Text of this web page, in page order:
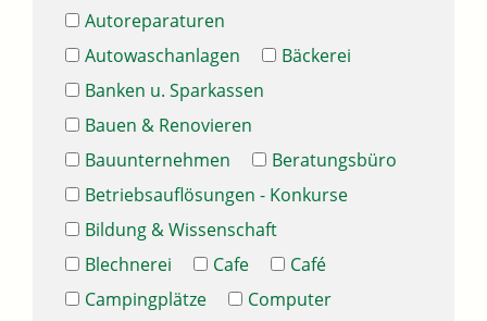
Autoreparaturen
Autowaschanlagen
Bäckerei
Banken u. Sparkassen
Bauen & Renovieren
Bauunternehmen
Beratungsbüro
Betriebsauflösungen - Konkurse
Bildung & Wissenschaft
Blechnerei
Cafe
Café
Campingplätze
Computer